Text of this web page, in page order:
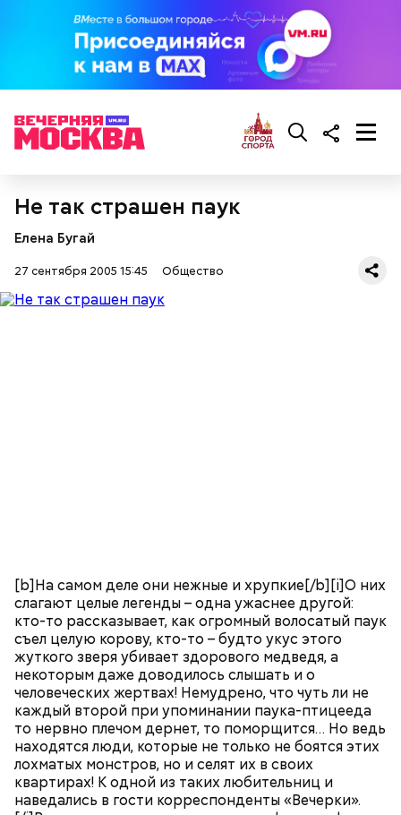
Не так страшен паук
Елена Бугай
27 сентября 2005 15:45 Общество
[b]На самом деле они нежные и хрупкие[/b][i]О них
слагают целые легенды – одна ужаснее другой:
кто-то рассказывает, как огромный волосатый паук
съел целую корову, кто-то – будто укус этого
жуткого зверя убивает здорового медведя, а
некоторым даже доводилось слышать и о
человеческих жертвах! Немудрено, что чуть ли не
каждый второй при упоминании паука-птицееда
то нервно плечом дернет, то поморщится… Но ведь
находятся люди, которые не только не боятся этих
лохматых монстров, но и селят их в своих
квартирах! К одной из таких любительниц и
наведались в гости корреспонденты «Вечерки».